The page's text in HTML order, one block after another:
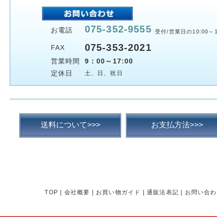
お電話 075-352-9555 受付/営業日の10:00～
FAX 075-353-2021
営業時間
9：00～17:00
定休日
土、日、祝日
送料について>>> お支払方法>>>
TOP 会社概要 お買い物ガイド 通販法表記 お問い合